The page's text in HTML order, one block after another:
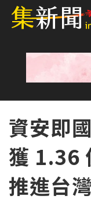
資安即
獲 1.36
推進台